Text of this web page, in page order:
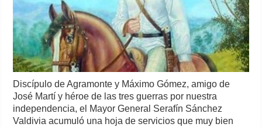
Discípulo de Agramonte y Máximo Gómez, amigo de
José Martí y héroe de las tres guerras por nuestra
independencia, el Mayor General Serafín Sánchez
Valdivia acumuló una hoja de servicios que muy bien